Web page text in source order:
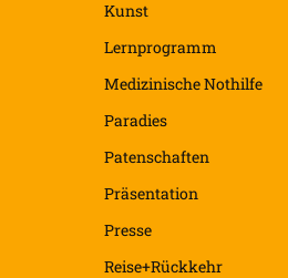
Kunst
Lernprogramm
Medizinische Nothilfe
Paradies
Patenschaften
Präsentation
Presse
Reise+Rückkehr